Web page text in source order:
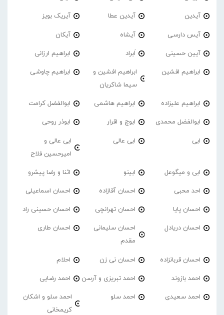
آیدین آیدین عطا آیریک بویز
آیس دارسی آیشاه آیکان
آیین حسینی اَبراد ابراهیم ارزانی
ابراهیم افشین
ابراهیم افشین و
سیما شاکریان
ابراهیم چاوشی
ابراهیم علیزاده ابراهیم هاشمی ابوالفضل کرامت
ابوالفضل محمدی ابوچ و اقرار ابوذر روحی
ابی ابی عالی
ابی عالی و
امیرحسین فلاح
ابی و میگوعل ابینو اثنا و رضا پیشرو
احد محبی احسان آقازاده احسان اسماعیلی
احسان پایا احسان تهرانچی احسان حسینی راد
احسان دریادل
احسان سلیمانی
مقدم
احسان طاری
احسان قربانزاده احسان نی زن احلام
احمد بازوند احمد تبریزی و آرسن احمد‌ رضایی
احمد سعیدی احمد سلو
احمد سلو و اشکان
کریمخانی